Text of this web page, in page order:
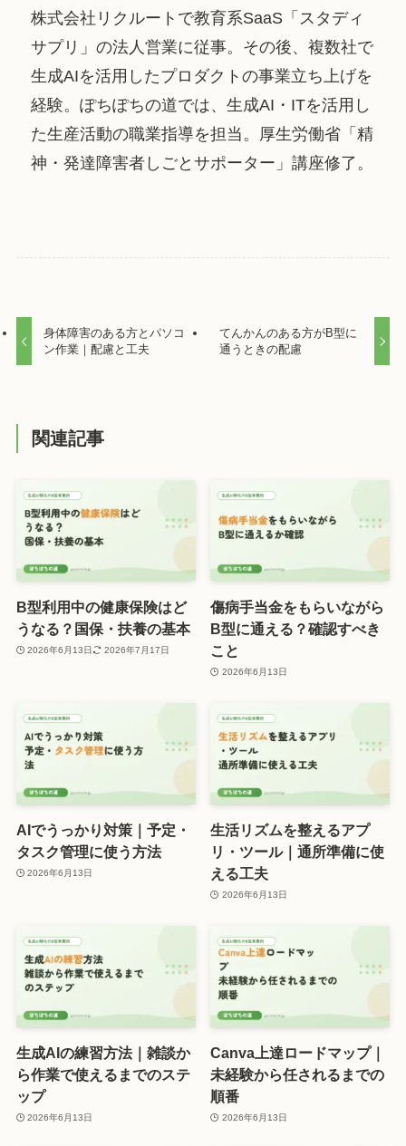
株式会社リクルートで教育系SaaS「スタディ
サプリ」の法人営業に従事。その後、複数社で
生成AIを活用したプロダクトの事業立ち上げを
経験。ぽちぽちの道では、生成AI・ITを活用し
た生産活動の職業指導を担当。厚生労働省「精
神・発達障害者しごとサポーター」講座修了。
身体障害のある方とパソコ
ン作業｜配慮と工夫
てんかんのある方がB型に
通うときの配慮
関連記事
B型利用中の健康保険はど
うなる？国保・扶養の基本
2026年6月13日 2026年7月17日
傷病手当金をもらいながら
B型に通える？確認すべき
こと
2026年6月13日
AIでうっかり対策｜予定・
タスク管理に使う方法
2026年6月13日
生活リズムを整えるアプ
リ・ツール｜通所準備に使
える工夫
2026年6月13日
生成AIの練習方法｜雑談か
ら作業で使えるまでのステ
ップ
2026年6月13日
Canva上達ロードマップ｜
未経験から任されるまでの
順番
2026年6月13日